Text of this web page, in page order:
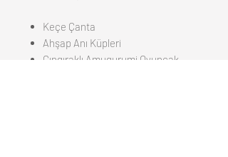
Keçe Çanta
Ahşap Anı Küpleri
Çıngıraklı Amugurumi Oyuncak